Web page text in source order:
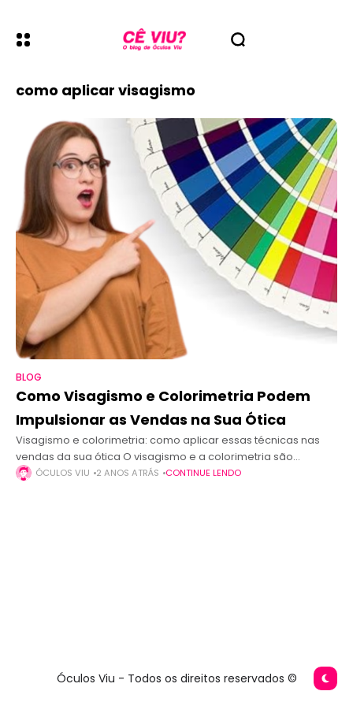
como aplicar visagismo
BLOG
Como Visagismo e Colorimetria Podem
Impulsionar as Vendas na Sua Ótica
Visagismo e colorimetria: como aplicar essas técnicas nas
vendas da sua ótica O visagismo e a colorimetria são
técnicas poderosas que podem ajudar sua ótica a oferecer
ÓCULOS VIU 2 ANOS ATRÁS CONTINUE LENDO
Óculos Viu - Todos os direitos reservados ©